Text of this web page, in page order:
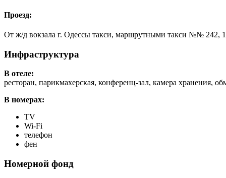
Проезд:
От ж/д вокзала г. Одессы такси, маршрутными такси №№ 242,
Инфраструктура
В отеле:
ресторан, парикмахерская, конференц-зал, камера хранения,
В номерах:
TV
Wi-Fi
телефон
фен
Номерной фонд